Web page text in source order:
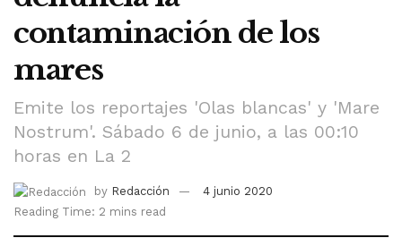
contaminación de los
mares
Emite los reportajes 'Olas blancas' y 'Mare
Nostrum'. Sábado 6 de junio, a las 00:10
horas en La 2
by Redacción
4 junio 2020
Reading Time: 2 mins read